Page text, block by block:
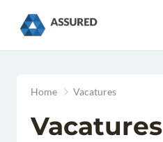
Home Vacatures
Vacatures